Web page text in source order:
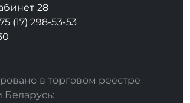
28
(17) 298-53-53
в торговом реестре
Беларусь: